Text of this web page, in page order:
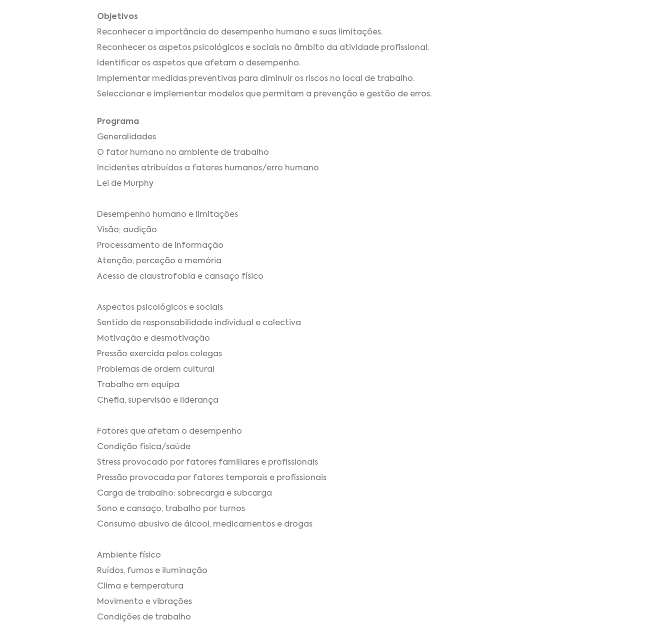
Objetivos
Reconhecer a importância do desempenho humano e suas limitações.
Reconhecer os aspetos psicológicos e sociais no âmbito da atividade profissional.
Identificar os aspetos que afetam o desempenho.
Implementar medidas preventivas para diminuir os riscos no local de trabalho.
Seleccionar e implementar modelos que permitam a prevenção e gestão de erros.
Programa
Generalidades
O fator humano no ambiente de trabalho
Incidentes atribuídos a fatores humanos/erro humano
Lei de Murphy
Desempenho humano e limitações
Visão; audição
Processamento de informação
Atenção, perceção e memória
Acesso de claustrofobia e cansaço físico
Aspectos psicológicos e sociais
Sentido de responsabilidade individual e colectiva
Motivação e desmotivação
Pressão exercida pelos colegas
Problemas de ordem cultural
Trabalho em equipa
Chefia, supervisão e liderança
Fatores que afetam o desempenho
Condição física/saúde
Stress provocado por fatores familiares e profissionais
Pressão provocada por fatores temporais e profissionais
Carga de trabalho: sobrecarga e subcarga
Sono e cansaço, trabalho por turnos
Consumo abusivo de álcool, medicamentos e drogas
Ambiente físico
Ruídos, fumos e iluminação
Clima e temperatura
Movimento e vibrações
Condições de trabalho